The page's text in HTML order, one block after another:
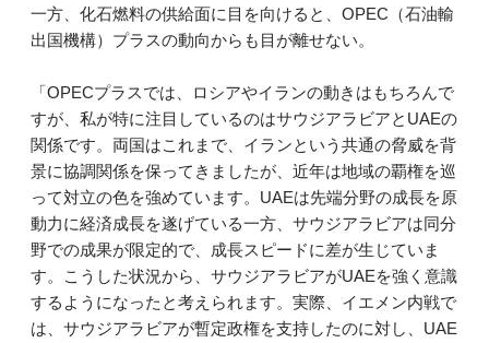
一方、化石燃料の供給面に目を向けると、OPEC（石油輸
出国機構）プラスの動向からも目が離せない。
「OPECプラスでは、ロシアやイランの動きはもちろんで
すが、私が特に注目しているのはサウジアラビアとUAEの
関係です。両国はこれまで、イランという共通の脅威を背
景に協調関係を保ってきましたが、近年は地域の覇権を巡
って対立の色を強めています。UAEは先端分野の成長を原
動力に経済成長を遂げている一方、サウジアラビアは同分
野での成果が限定的で、成長スピードに差が生じていま
す。こうした状況から、サウジアラビアがUAEを強く意識
するようになったと考えられます。実際、イエメン内戦で
は、サウジアラビアが暫定政権を支持したのに対し、UAE